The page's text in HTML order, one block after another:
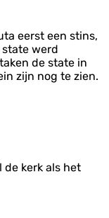
eerst een stins,
werd
de state in
zijn nog te zien.
de kerk als het